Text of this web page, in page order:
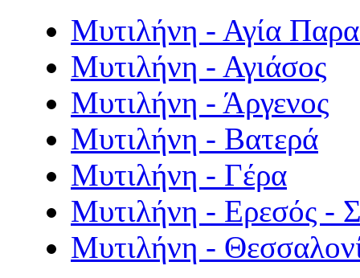
Μυτιλήνη - Αγία
Μυτιλήνη - Αγιάσος
Μυτιλήνη - Άργενος
Μυτιλήνη - Βατερά
Μυτιλήνη - Γέρα
Μυτιλήνη - Ερεσός -
Μυτιλήνη -